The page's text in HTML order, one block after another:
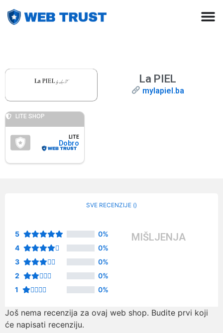
La PIEL
mylapiel.ba
LITE SHOP
LITE
Dobro
SVE RECENZIJE ()
5
0%
4
0%
3
0%
2
0%
1
0%
MIŠLJENJA
Još nema recenzija za ovaj web shop. Budite prvi koji
će napisati recenziju.